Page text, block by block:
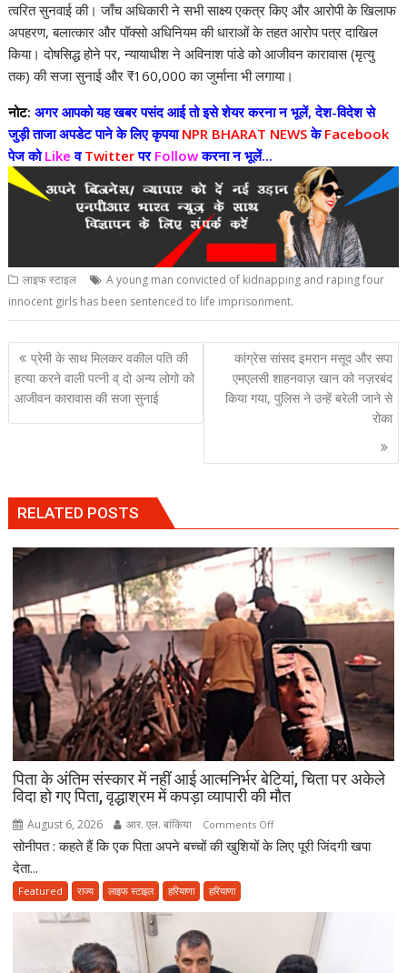
त्वरित सुनवाई की। जाँच अधिकारी ने सभी साक्ष्य एकत्र किए और आरोपी के खिलाफ
अपहरण, बलात्कार और पॉक्सो अधिनियम की धाराओं के तहत आरोप पत्र दाखिल
किया। दोषसिद्ध होने पर, न्यायाधीश ने अविनाश पांडे को आजीवन कारावास (मृत्यु
तक) की सजा सुनाई और ₹160,000 का जुर्माना भी लगाया।
नोट: अगर आपको यह खबर पसंद आई तो इसे शेयर करना न भूलें, देश-विदेश से
जुड़ी ताजा अपडेट पाने के लिए कृपयाNPR BHARAT NEWSके Facebook
पेज कोLike वTwitterपर Followकरना न भूलें...
लाइफ स्टाइल
A young man convicted of kidnapping and raping four
innocent girls has been sentenced to life imprisonment.
Post
navigation
प्रेमी के साथ मिलकर वकील पति की
हत्या करने वाली पत्नी व् दो अन्य लोगो को
आजीवन कारावास की सजा सुनाई
कांग्रेस सांसद इमरान मसूद और सपा
एमएलसी शाहनवाज़ खान को नज़रबंद
किया गया, पुलिस ने उन्हें बरेली जाने से
रोका
RELATED POSTS
पिता के अंतिम संस्कार में नहीं आई आत्मनिर्भर बेटियां, चिता पर अकेले
विदा हो गए पिता, वृद्धाश्रम में कपड़ा व्यापारी की मौत
August 6, 2026 आर. एल. बांकिया Comments Offon
पिता
आई
सोनीपत : कहते हैं कि एक पिता अपने बच्चों की खुशियों के लिए पूरी जिंदगी खपा
देता...
Featured राज्य लाइफ स्टाइल हरियाणा हरियाणा